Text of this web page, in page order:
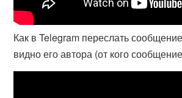
Как в Telegram переслать
видно его автора (от кого